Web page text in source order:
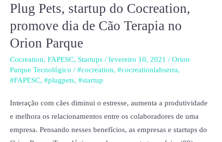
Plug Pets, startup do Cocreation,
promove dia de Cão Terapia no
Orion Parque
Cocreation, FAPESC, Startups / fevereiro 10, 2021 / Orion
Parque Tecnológico / #cocreation, #cocreationlabserra,
#FAPESC, #plugpets, #startup
Interação com cães diminui o estresse, aumenta a produtividade
e melhora os relacionamentos entre os colaboradores de uma
empresa. Pensando nesses benefícios, as empresas e startups do
Plug
startup
do
Cocreation,
promove
de
no